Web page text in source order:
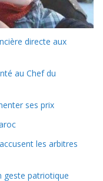
directe aux
au Chef du
ses prix
les arbitres
geste patriotique